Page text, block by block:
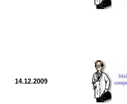
14.12.2009